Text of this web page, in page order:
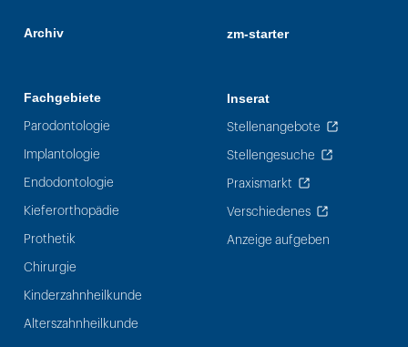
Archiv
Fachgebiete
Parodontologie
Implantologie
Endodontologie
Kieferorthopädie
Prothetik
Chirurgie
Kinderzahnheilkunde
Alterszahnheilkunde
zm-starter
Inserat
Stellenangebote
Stellengesuche
Praxismarkt
Verschiedenes
Anzeige aufgeben